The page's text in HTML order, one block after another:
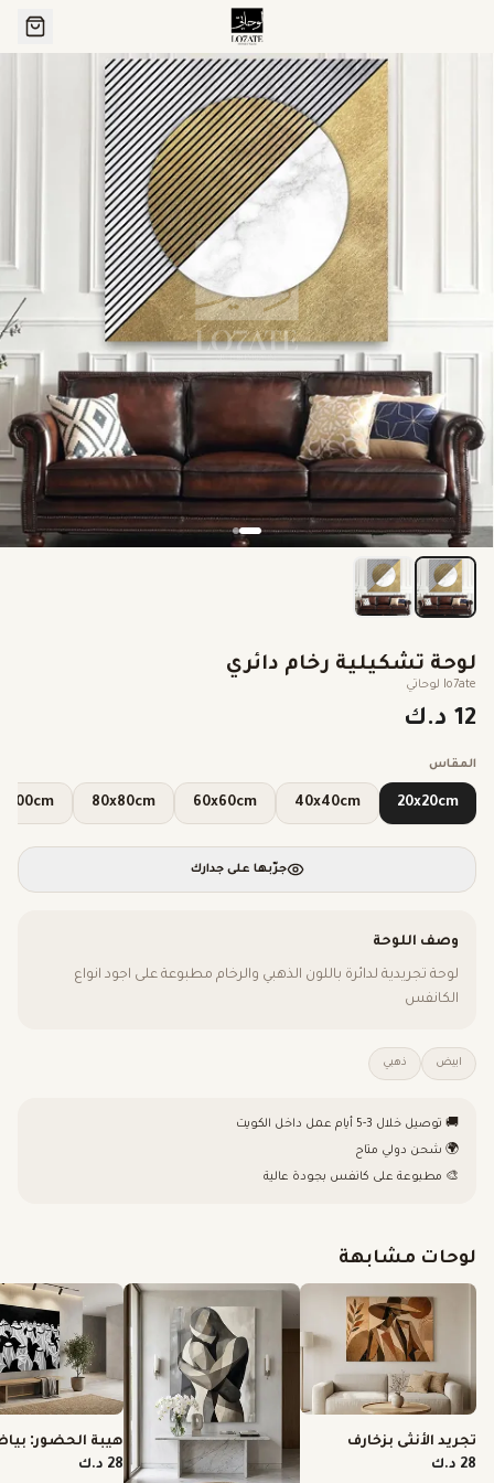
لوحة تشكيلية رخام دائري
lo7ate لوحاتي
12 د.ك
المقاس
20x20cm
40x40cm
60x60cm
80x80cm
100x100cm
جرّبها على جدارك
وصف اللوحة
لوحة تجريدية لدائرة باللون الذهبي والرخام مطبوعة على اجود انواع
الكانفس
ابيض ذهبي
🚚 توصيل خلال 3-5 أيام عمل داخل الكويت
🌍 شحن دولي متاح
🎨 مطبوعة على كانفس بجودة عالية
لوحات مشابهة
تجريد الأنثى بزخارف
خشبية دافئة
28 د.ك
هيبة الحضور:
الغترة الأصيلة
28 د.ك